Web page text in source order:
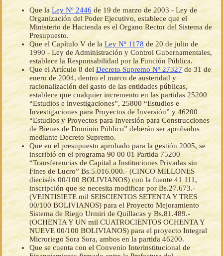
Que laLey Nº 2446 de 19 de marzo de 2003 - Ley de
Organización del Poder Ejecutivo, establece que el
Ministerio de Hacienda es el Organo Rector del Sistema de
Presupuesto.
Que el Capítulo V de la Ley Nº 1178 de 20 de julio de
1990 - Ley de Administración y Control Gubernamentales,
establece la Responsabilidad por la Función Pública.
Que el Artículo 8 del Decreto Supremo Nº 27327 de 31 de
enero de 2004, dentro el marco de austeridad y
racionalización del gasto de las entidades públicas,
establece que cualquier incremento en las partidas 25200
“Estudios e investigaciones”, 25800 “Estudios e
Investigaciones para Proyectos de Inversión” y 46200
“Estudios y Proyectos para Inversión para Construcciones
de Bienes de Dominio Público” deberán ser aprobados
mediante Decreto Supremo.
Que en el presupuesto aprobado para la gestión 2005, se
inscribió en el programa 90 00 01 Partida 75200
“Transferencias de Capital a Instituciones Privadas sin
Fines de Lucro” Bs.5.016.000.- (CINCO MILLONES
dieciséis 00/100 BOLIVIANOS) con la fuente 41 111,
inscripción que se necesita modificar por Bs.27.673.-
(VEINTISIETE mil SEISCIENTOS SETENTA Y TRES
00/100 BOLIVIANOS) para el Proyecto Mejoramiento
Sistema de Riego Urmiri de Quillacas y Bs.81.489.-
(OCHENTA Y UN mil CUATROCIENTOS OCHENTA Y
NUEVE 00/100 BOLIVIANOS) para el proyecto Integral
Microriego Sora Sora, ambos en la partida 46200.
Que se cuenta con el Convenio Interinstitucional de